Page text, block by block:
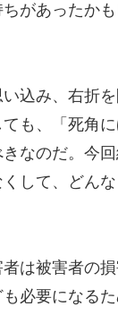
があったか
み、右折を
も、「死角
なのだ。今
して、どん
被害者の損
必要になる